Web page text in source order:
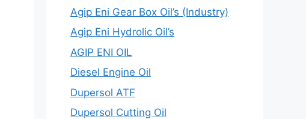
Agip Eni Gear Box Oil’s (Industry)
Agip Eni Hydrolic Oil’s
AGIP ENI OIL
Diesel Engine Oil
Dupersol ATF
Dupersol Cutting Oil